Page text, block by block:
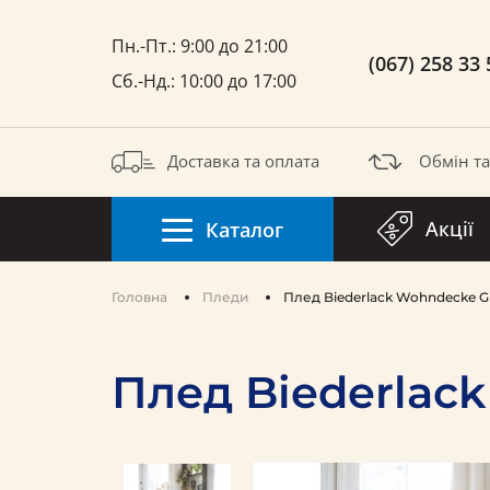
Пн.-Пт.: 9:00 до 21:00
Сб.-Нд.: 10:00 до 17:00
(067) 258 33
Доставка та оплата Обмін
Каталог Акції
Головна Пледи Плед Biederlack Wohndecke
Плед